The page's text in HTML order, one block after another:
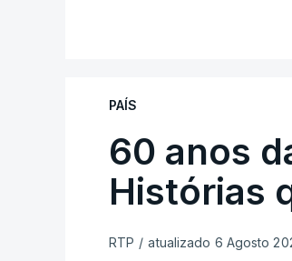
PAÍS
60 anos
Histórias
RTP / atualizado 6 Agosto